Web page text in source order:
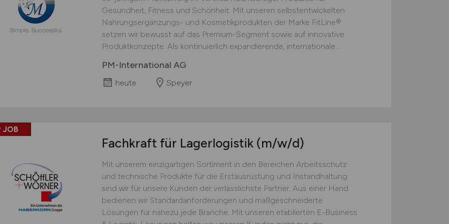
Gesundheit, Fitness und Schönheit. Mit unseren selbstentwickelten
Nahrungsergänzungs- und Kosmetikprodukten der Marke FitLine®
setzen wir bewusst auf das Premium-Segment sowie auf innovative
Produktkonzepte. Als kontinuierlich expandierende, internationale...
PM-International AG
heute Speyer
JOB
Fachkraft für Lagerlogistik (m/w/d)
Mit unserem einzigartigen Sortiment in den Bereichen Arbeitsschutz
und technische Produkte für die Erstausrüstung und Instandhaltung
sind wir für unsere Kunden der verlässlichste Partner. Aus einer Hand
bedienen wir Standardanforderungen und maßgeschneiderte
Lösungen für nahezu jede Branche. Mit unseren etablierten E-Business